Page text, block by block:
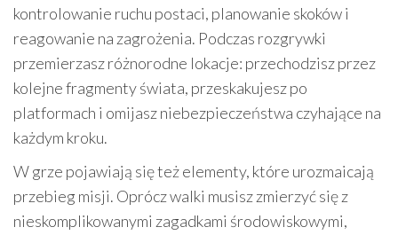
kontrolowanie ruchu postaci, planowanie skoków i
reagowanie na zagrożenia. Podczas rozgrywki
przemierzasz różnorodne lokacje: przechodzisz przez
kolejne fragmenty świata, przeskakujesz po
platformach i omijasz niebezpieczeństwa czyhające na
każdym kroku.
W grze pojawiają się też elementy, które urozmaicają
przebieg misji. Oprócz walki musisz zmierzyć się z
nieskomplikowanymi zagadkami środowiskowymi,